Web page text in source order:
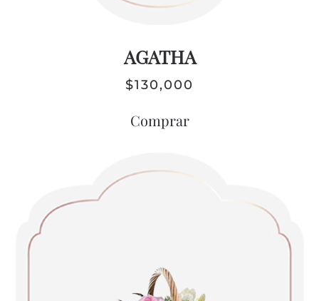
AGATHA
$130,000
Comprar